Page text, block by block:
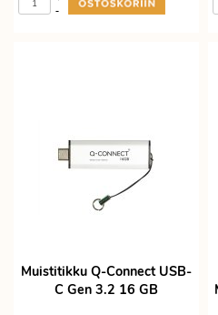
-
Muistitikku Q-Connect USB-
C Gen 3.2 16 GB